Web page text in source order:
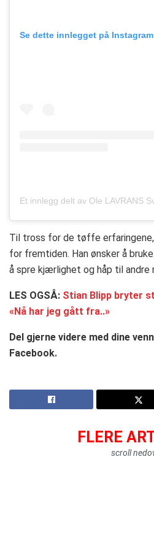
Se dette innlegget på Instagram
Til tross for de tøffe
for fremtiden. Han ønsker å
å spre kjærlighet og håp til andre
LES OGSÅ: Stian Blipp bryter
«Nå har jeg gått fra..»
Del gjerne videre med dine
Facebook.
FLERE
scroll